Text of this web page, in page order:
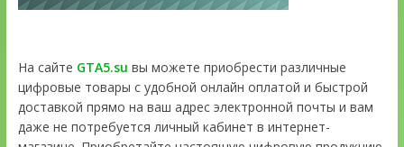
На сайте GTA5.su вы можете приобрести различные
цифровые товары с удобной онлайн оплатой и быстрой
доставкой прямо на ваш адрес электронной почты и вам
даже не потребуется личный кабинет в интернет-